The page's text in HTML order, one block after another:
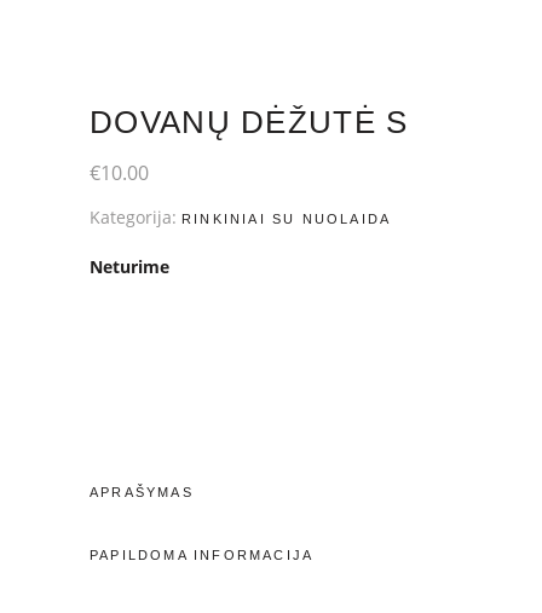
DOVANŲ DĖŽUTĖ S
€10.00
Kategorija: RINKINIAI SU NUOLAIDA
Neturime
APRAŠYMAS
PAPILDOMA INFORMACIJA